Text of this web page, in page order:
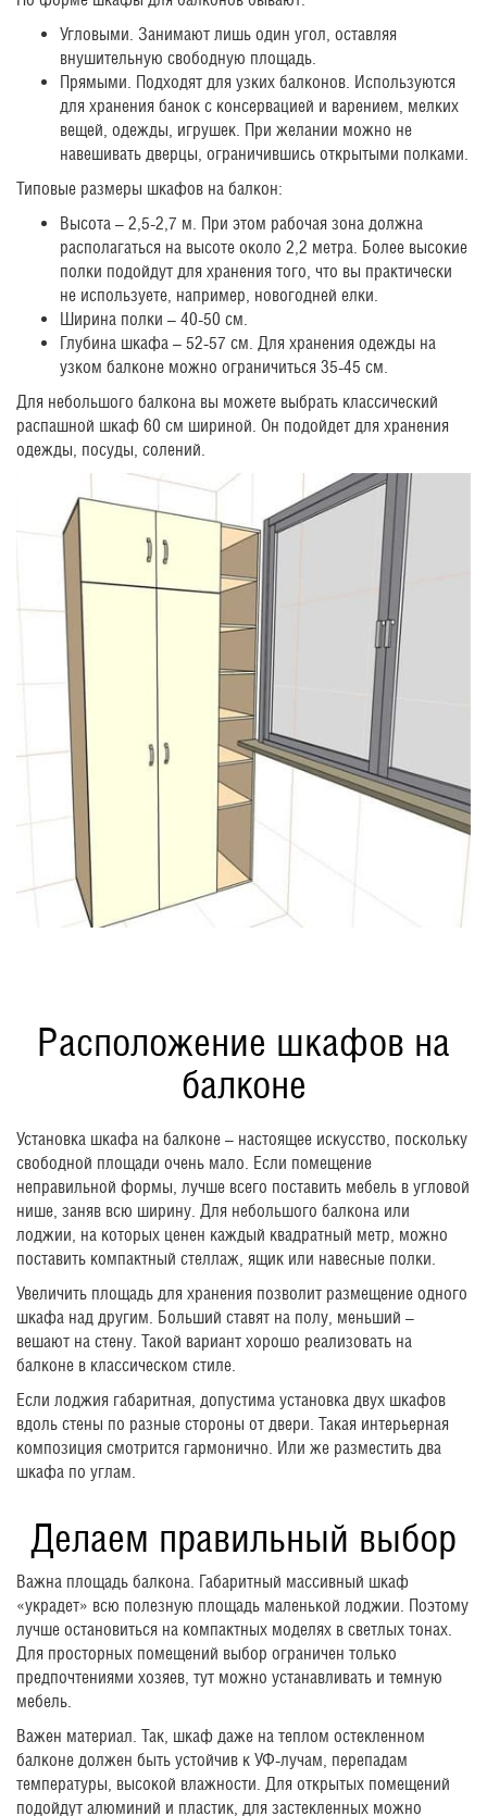
Угловыми. Занимают лишь один угол, оставляя
внушительную свободную площадь.
Прямыми. Подходят для узких балконов. Используются
для хранения банок с консервацией и варением, мелких
вещей, одежды, игрушек. При желании можно не
навешивать дверцы, ограничившись открытыми полками.
Типовые размеры шкафов на балкон:
Высота – 2,5-2,7 м. При этом рабочая зона должна
располагаться на высоте около 2,2 метра. Более высокие
полки подойдут для хранения того, что вы практически
не используете, например, новогодней елки.
Ширина полки – 40-50 см.
Глубина шкафа – 52-57 см. Для хранения одежды на
узком балконе можно ограничиться 35-45 см.
Для небольшого балкона вы можете выбрать классический
распашной шкаф 60 см шириной. Он подойдет для хранения
одежды, посуды, солений.
Расположение шкафов на
балконе
Установка шкафа на балконе – настоящее искусство, поскольку
свободной площади очень мало. Если помещение
неправильной формы, лучше всего поставить мебель в угловой
нише, заняв всю ширину. Для небольшого балкона или
лоджии, на которых ценен каждый квадратный метр, можно
поставить компактный стеллаж, ящик или навесные полки.
Увеличить площадь для хранения позволит размещение одного
шкафа над другим. Больший ставят на полу, меньший –
вешают на стену. Такой вариант хорошо реализовать на
балконе в классическом стиле.
Если лоджия габаритная, допустима установка двух шкафов
вдоль стены по разные стороны от двери. Такая интерьерная
композиция смотрится гармонично. Или же разместить два
шкафа по углам.
Делаем правильный выбор
Важна площадь балкона. Габаритный массивный шкаф
«украдет» всю полезную площадь маленькой лоджии. Поэтому
лучше остановиться на компактных моделях в светлых тонах.
Для просторных помещений выбор ограничен только
предпочтениями хозяев, тут можно устанавливать и темную
мебель.
Важен материал. Так, шкаф даже на теплом остекленном
балконе должен быть устойчив к УФ-лучам, перепадам
температуры, высокой влажности. Для открытых помещений
подойдут алюминий и пластик, для застекленных можно